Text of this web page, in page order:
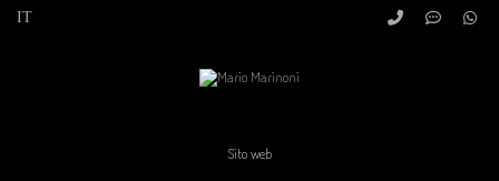
Sito web